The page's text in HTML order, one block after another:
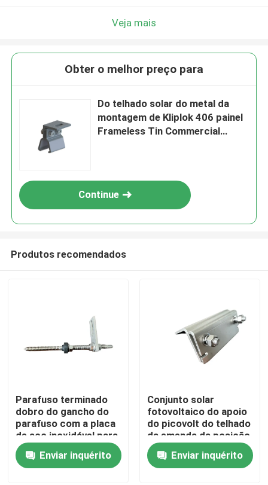
Casa
Produtos
Vídeos
Veja mais
Obter o melhor preço para
Do telhado solar do metal da
montagem de Kliplok 406 painel
Frameless Tin Commercial
Continue
Produtos recomendados
Parafuso terminado
dobro do gancho do
parafuso com a placa
de aço inoxidável para
o telhado do metal
com purlin de madeira
Enviar inquérito
Conjunto solar
fotovoltaico do apoio
do picovolt do telhado
da emenda da posição
da braçadeira da
emenda do telhado A2
Enviar inquérito